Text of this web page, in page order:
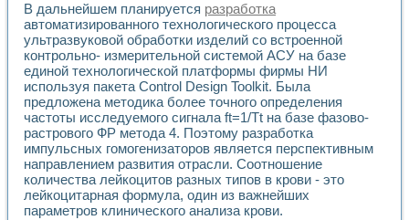
В дальнейшем планируется разработка
автоматизированного технологического процесса
ультразвуковой обработки изделий со встроенной
контрольно- измерительной системой АСУ на базе
единой технологической платформы фирмы НИ
используя пакета Control Design Toolkit. Была
предложена методика более точного определения
частоты исследуемого сигнала ft=1/Tt на базе фазово-
растрового ФР метода 4. Поэтому разработка
импульсных гомогенизаторов является перспективным
направлением развития отрасли. Соотношение
количества лейкоцитов разных типов в крови - это
лейкоцитарная формула, один из важнейших
параметров клинического анализа крови.